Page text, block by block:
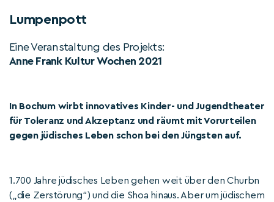
Lumpenpott
Eine Veranstaltung des Projekts:
Anne Frank Kultur Wochen 2021
In Bochum wirbt innovatives Kinder- und Jugendtheater
für Toleranz und Akzeptanz und räumt mit Vorurteilen
gegen jüdisches Leben schon bei den Jüngsten auf.
1.700 Jahre jüdisches Leben gehen weit über den Churbn
(„die Zerstörung“) und die Shoa hinaus. Aber um jüdischem